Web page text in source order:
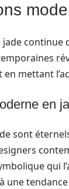
continue
mettant
en
sont
qui
une